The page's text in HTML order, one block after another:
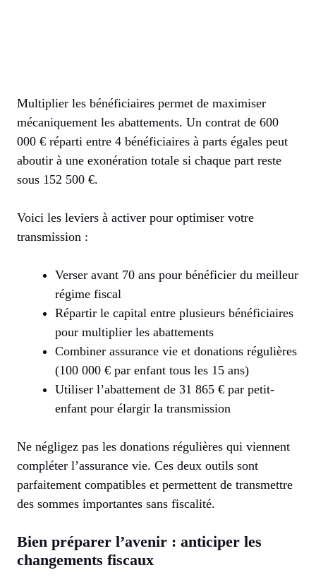
Multiplier les bénéficiaires permet de maximiser
mécaniquement les abattements. Un contrat de 600
000 € réparti entre 4 bénéficiaires à parts égales peut
aboutir à une exonération totale si chaque part reste
sous 152 500 €.
Voici les leviers à activer pour optimiser votre
transmission :
Verser avant 70 ans pour bénéficier du meilleur
régime fiscal
Répartir le capital entre plusieurs bénéficiaires
pour multiplier les abattements
Combiner assurance vie et donations régulières
(100 000 € par enfant tous les 15 ans)
Utiliser l’abattement de 31 865 € par petit-
enfant pour élargir la transmission
Ne négligez pas les donations régulières qui viennent
compléter l’assurance vie. Ces deux outils sont
parfaitement compatibles et permettent de transmettre
des sommes importantes sans fiscalité.
Bien préparer l’avenir : anticiper les
changements fiscaux